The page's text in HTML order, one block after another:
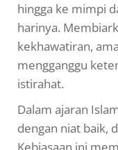
hingga ke mimpi
harinya.
kekhawatiran,
mengganggu
istirahat.
Dalam ajaran
dengan niat baik,